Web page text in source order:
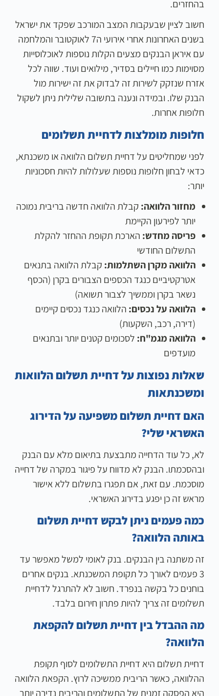
בהחזרים.
חשוב לציין שבעקבות המצב המורכב שפקד את ישראל
בשנים האחרונות אחרי אירועי ה7 לאוקטובר והמלחמה
עם איראן הבנקים מצעים הקלות נוספות לאוכלוסייות
מסוימות כמו חיילים בסדיר, מילואים ועוד. שווה לכל
אזרח שנזקק לשירות זה לבדוק את זה ישירות מול
הבנק שלו. ובמידה ונענה בתשובה שלילית ניתן לשקול
חלופות אחרות.
חלופות מומלצות לדחיית תשלומים
לפני שמחליטים על דחיית תשלום הלוואה או משכנתא,
כדאי לבחון חלופות נוספות שעלולות להיות חסכוניות
יותר:
מחזור הלוואה: קבלת הלוואה חדשה בריבית נמוכה
יותר לפירעון הקיימת
פריסה מחדש: הארכת תקופת ההחזר להקלת
התשלום החודשי
הלוואה מקרן השתלמות: קבלת הלוואה בתנאים
אטרקטיביים כנגד הכספים הצבורים בקרן (הכסף
נשאר בקרן וממשיך לצבור תשואה)
הלוואה על נכסים: הלוואה כנגד נכסים קיימים
(דירה, רכב, השקעות)
הלוואה מגמ"ח: לסכומים קטנים יותר ובתנאים
מועדפים
שאלות נפוצות על דחיית תשלום הלוואות
ומשכנתאות
האם דחיית תשלום משפיעה על הדירוג
האשראי שלי?
לא, כל עוד הדחייה מתבצעת בתיאום מלא עם הבנק
ובהסכמתו. הבנק לא מדווח על פיגור במקרה של דחייה
מוסכמת. עם זאת, אם תפגרו בתשלום ללא אישור
מראש זה כן יפגע בדירוג האשראי.
כמה פעמים ניתן לבקש דחיית תשלום
באותה הלוואה?
זה משתנה בין הבנקים. בנק לאומי למשל מאפשר עד
3 פעמים לאורך כל תקופת המשכנתא. בנקים אחרים
בוחנים כל בקשה בנפרד. חשוב לא להתרגל לדחיית
תשלומים זה צריך להיות פתרון חירום בלבד.
מה ההבדל בין דחיית תשלום להקפאת
הלוואה?
דחיית תשלום היא דחיית התשלומים לסוף תקופת
ההלוואה, כאשר הריבית ממשיכה לרוץ. הקפאת הלוואה
היא הפסקה זמנית של התשלומים והריבית נדירה יותר